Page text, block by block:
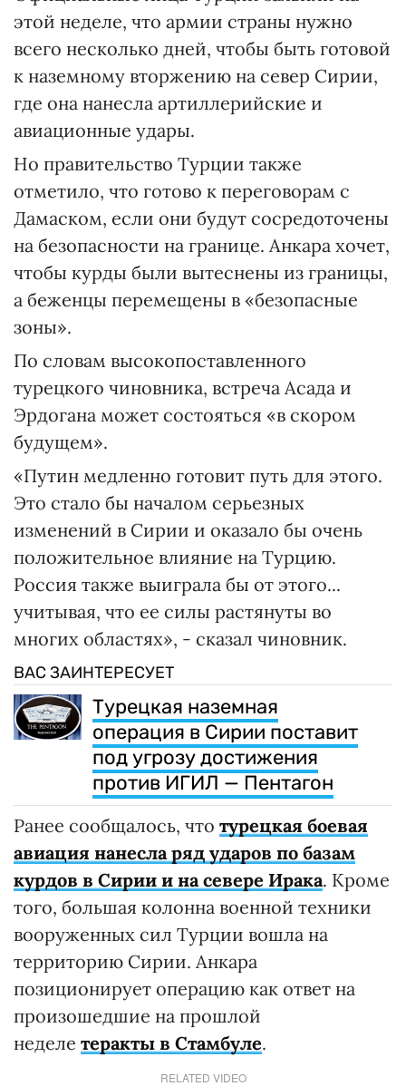
этой неделе, что армии страны нужно
всего несколько дней, чтобы быть готовой
к наземному вторжению на север Сирии,
где она нанесла артиллерийские и
авиационные удары.
Но правительство Турции также
отметило, что готово к переговорам с
Дамаском, если они будут сосредоточены
на безопасности на границе. Анкара хочет,
чтобы курды были вытеснены из границы,
а беженцы перемещены в «безопасные
зоны».
По словам высокопоставленного
турецкого чиновника, встреча Асада и
Эрдогана может состояться «в скором
будущем».
«Путин медленно готовит путь для этого.
Это стало бы началом серьезных
изменений в Сирии и оказало бы очень
положительное влияние на Турцию.
Россия также выиграла бы от этого...
учитывая, что ее силы растянуты во
многих областях», - сказал чиновник.
ВАС ЗАИНТЕРЕСУЕТ
Турецкая наземная
операция в Сирии поставит
под угрозу достижения
против ИГИЛ — Пентагон
Ранее сообщалось, что турецкая боевая
авиация нанесла ряд ударов по базам
курдов в Сирии и на севере Ирака. Кроме
того, большая колонна военной техники
вооруженных сил Турции вошла на
территорию Сирии. Анкара
позиционирует операцию как ответ на
произошедшие на прошлой
неделе теракты в Стамбуле.
RELATED VIDEO